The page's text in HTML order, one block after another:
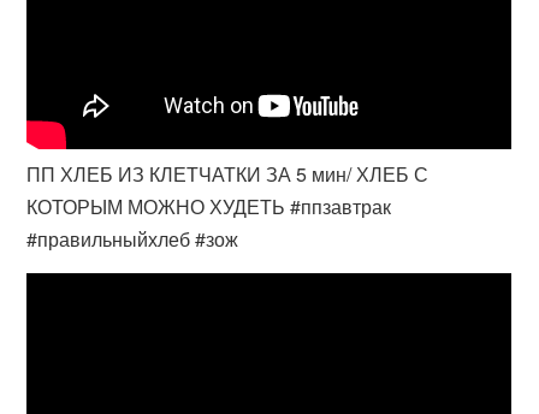
ПП ХЛЕБ ИЗ КЛЕТЧАТКИ ЗА 5 мин/ ХЛЕБ С
КОТОРЫМ МОЖНО ХУДЕТЬ #ппзавтрак
#правильныйхлеб #зож